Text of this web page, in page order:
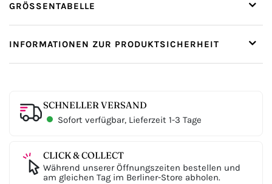
GRÖSSENTABELLE
INFORMATIONEN ZUR PRODUKTSICHERHEIT
SCHNELLER VERSAND
Sofort verfügbar, Lieferzeit 1-3 Tage
CLICK & COLLECT
Während unserer Öffnungszeiten bestellen und
am gleichen Tag im Berliner-Store abholen.